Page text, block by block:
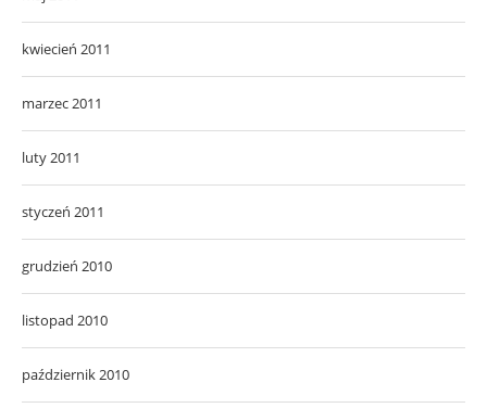
kwiecień 2011
marzec 2011
luty 2011
styczeń 2011
grudzień 2010
listopad 2010
październik 2010